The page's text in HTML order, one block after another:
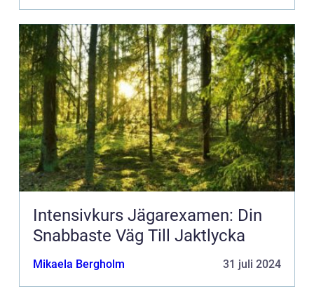
Intensivkurs Jägarexamen: Din
Snabbaste Väg Till Jaktlycka
Mikaela Bergholm 31 juli 2024